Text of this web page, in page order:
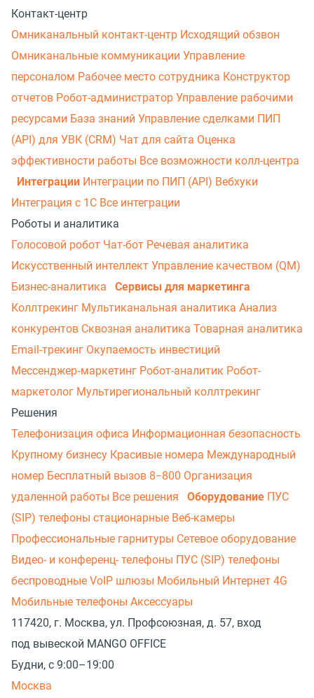
Контакт-центр
Омниканальный контакт-центр Исходящий обзвон
Омниканальные коммуникации Управление
персоналом Рабочее место сотрудника Конструктор
отчетов Робот-администратор Управление рабочими
ресурсами База знаний Управление сделками ПИП
(API) для УВК (CRM) Чат для сайта Оценка
эффективности работы Все возможности колл-центра
Интеграции Интеграции по ПИП (API) Вебхуки
Интеграция с 1С Все интеграции
Роботы и аналитика
Голосовой робот Чат-бот Речевая аналитика
Искусственный интеллект Управление качеством (QM)
Бизнес-аналитика
Сервисы для маркетинга
Коллтрекинг Мультиканальная аналитика Анализ
конкурентов Сквозная аналитика Товарная аналитика
Email-трекинг Окупаемость инвестиций
Мессенджер‑маркетинг Робот-аналитик Робот-
маркетолог Мультирегиональный коллтрекинг
Решения
Телефонизация офиса Информационная безопасность
Крупному бизнесу Красивые номера Международный
номер Бесплатный вызов 8−800 Организация
удаленной работы Все решения Оборудование ПУС
(SIP) телефоны стационарные Веб-камеры
Профессиональные гарнитуры Сетевое оборудование
Видео- и конференц- телефоны ПУС (SIP) телефоны
беспроводные VoIP шлюзы Мобильный Интернет 4G
Мобильные телефоны Аксессуары
117420, г. Москва, ул. Профсоюзная, д. 57, вход
под вывеской MANGO OFFICE
Будни, с 9:00–19:00
Москва